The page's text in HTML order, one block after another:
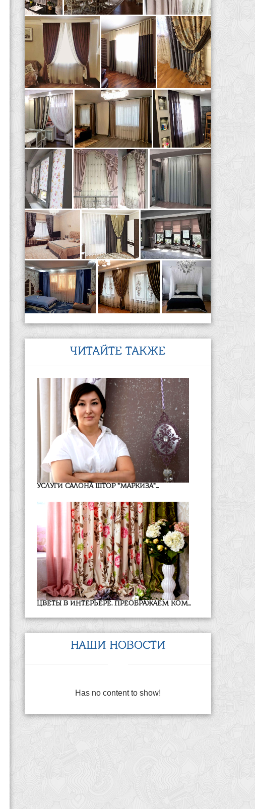
ЧИТАЙТЕ ТАКЖЕ
УСЛУГИ САЛОНА ШТОР "МАРКИЗА"...
ЦВЕТЫ В ИНТЕРЬЕРЕ. ПРЕОБРАЖАЕМ КОМ...
НАШИ НОВОСТИ
Has no content to show!